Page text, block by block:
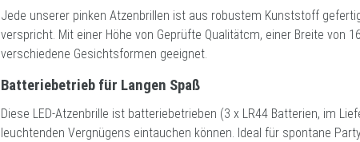
Jede unserer pinken Atzenbrillen ist aus robustem Kunststoff
verspricht. Mit einer Höhe von Geprüfte Qualitätcm, einer Breite von
verschiedene Gesichtsformen geeignet.
Batteriebetrieb für Langen Spaß
Diese LED-Atzenbrille ist batteriebetrieben (3 x LR44 Batterien, im
leuchtenden Vergnügens eintauchen können. Ideal für spontane